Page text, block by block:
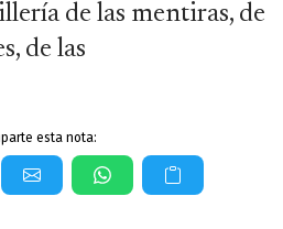
de las mentiras, de
de las
esta nota: